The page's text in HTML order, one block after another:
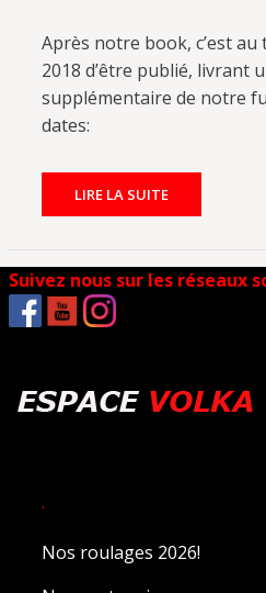
Après notre book, c’est
2018 d’être publié, livrant
supplémentaire de notre
dates:
LIRE LA SUITE
Suivez nous sur les réseaux
.
Nos roulages 2026!